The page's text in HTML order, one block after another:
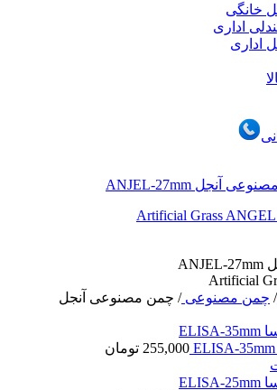
خانگی
اداری
اداری
/ چمن مصنوعی/ چمن مصنوعی آنجل
255,000 تومان